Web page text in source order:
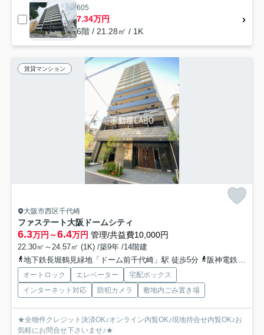
605
7.34万円
6階 / 21.28㎡ / 1K
賃貸マンション
大阪市西区千代崎
ファステート大阪ドームシティ
6.3万円～6.4万円 管理/共益費10,000円
22.30㎡～24.57㎡ (1K) /築9年 /14階建
地下鉄長堀鶴見緑地「ドーム前千代崎」駅 徒歩5分
阪神電鉄阪神なんば「九条」駅 徒歩6分
オートロック エレベーター
宅配ボックス
インターネット対応
防犯カメラ 敷地内ごみ置き場
★全物件クレジット決済OK♪オンライン内覧OK♪現地待合せ内覧OK♪お
気軽にお問合せ下さいませ♪★